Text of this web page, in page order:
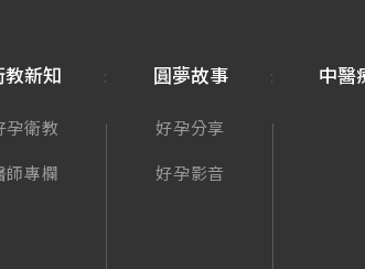
教新知
孕衛教
師專欄
圓夢故事
好孕分享
好孕影音
中醫